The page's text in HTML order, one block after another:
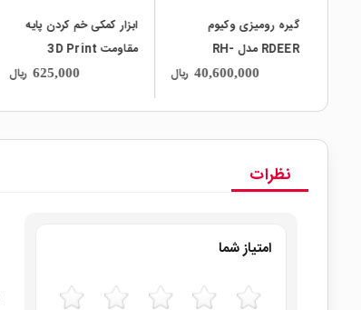
گیره رومیزی وکیوم
RDEER مدل RH-
003/005
40,600,000 ریال
ابزار کمکی خم کردن پایه
مقاومت 3D Print
625,000 ریال
نظرات
امتیاز شما